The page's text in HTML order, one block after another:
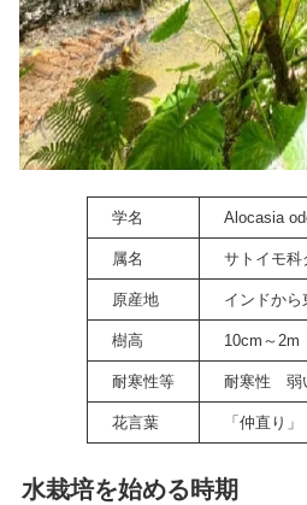
学名 Alocasia
属名 サトイモ科
原産地 インドから
樹高 10cm～2m
耐寒性等 耐寒性
花言葉 「仲直り」
水栽培を始める時期